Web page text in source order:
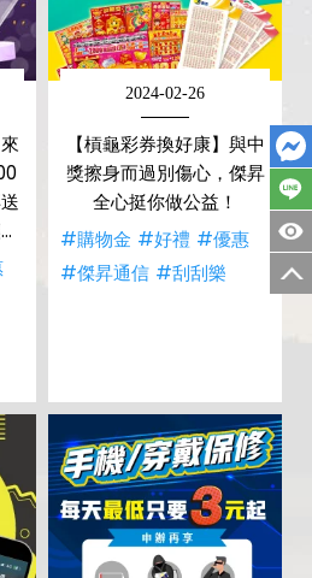
2024-02-26
【槓龜彩券換好康】與中
獎擦身而過別傷心，傑昇
全心挺你做公益！
#購物金 #好禮 #優惠
#傑昇通信 #刮刮樂